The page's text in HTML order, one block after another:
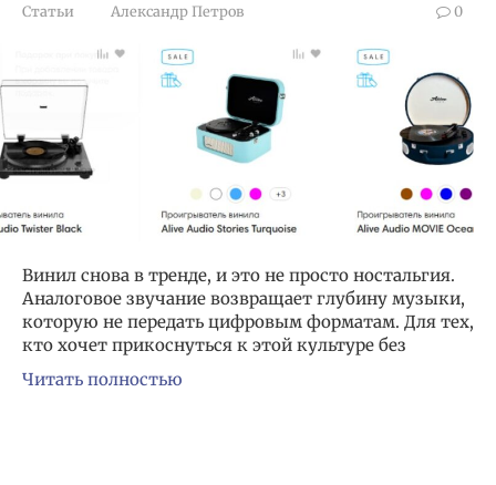
Статьи Александр Петров 0
Винил снова в тренде, и это не просто ностальгия.
Аналоговое звучание возвращает глубину музыки,
которую не передать цифровым форматам. Для тех,
кто хочет прикоснуться к этой культуре без
Читать полностью